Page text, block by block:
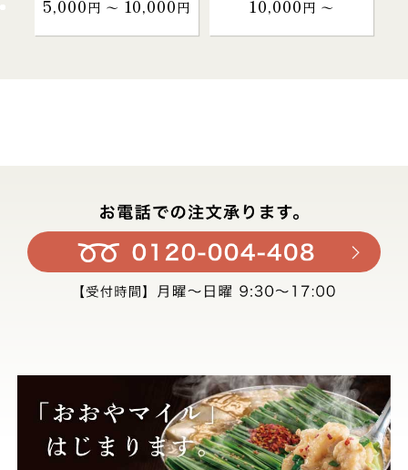
5,000円 〜 10,000円 10,000円 〜